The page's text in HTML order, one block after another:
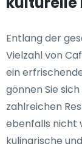
Entlang der
Vielzahl von
ein
gönnen Sie
zahlreichen
ebenfalls nicht
kulinarische